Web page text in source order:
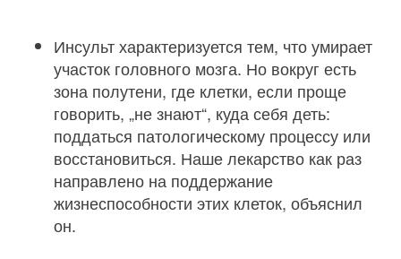
Инсульт характеризуется тем, что умирает
участок головного мозга. Но вокруг есть
зона полутени, где клетки, если проще
говорить, „не знают“, куда себя деть:
поддаться патологическому процессу или
восстановиться. Наше лекарство как раз
направлено на поддержание
жизнеспособности этих клеток, объяснил
он.